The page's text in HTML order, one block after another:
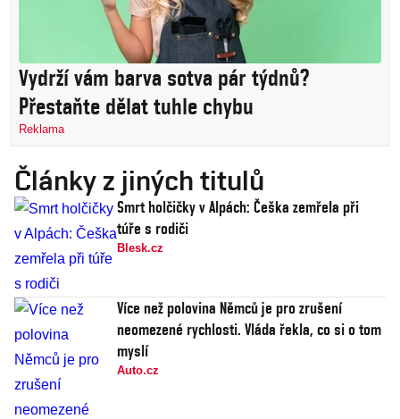
Vydrží vám barva sotva pár týdnů?
Přestaňte dělat tuhle chybu
Reklama
Články z jiných titulů
Smrt holčičky v Alpách: Češka zemřela při
túře s rodiči
Blesk.cz
Více než polovina Němců je pro zrušení
neomezené rychlosti. Vláda řekla, co si o tom
myslí
Auto.cz